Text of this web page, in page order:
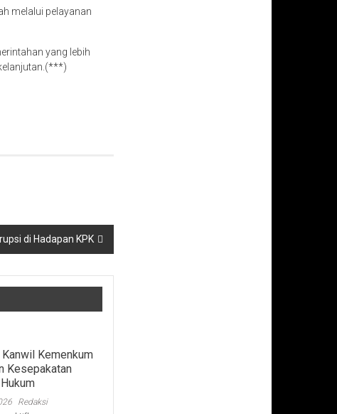
melalui pelayanan
yang lebih
di Hadapan KPK
Kemenkum
Kesepakatan
Redaksi